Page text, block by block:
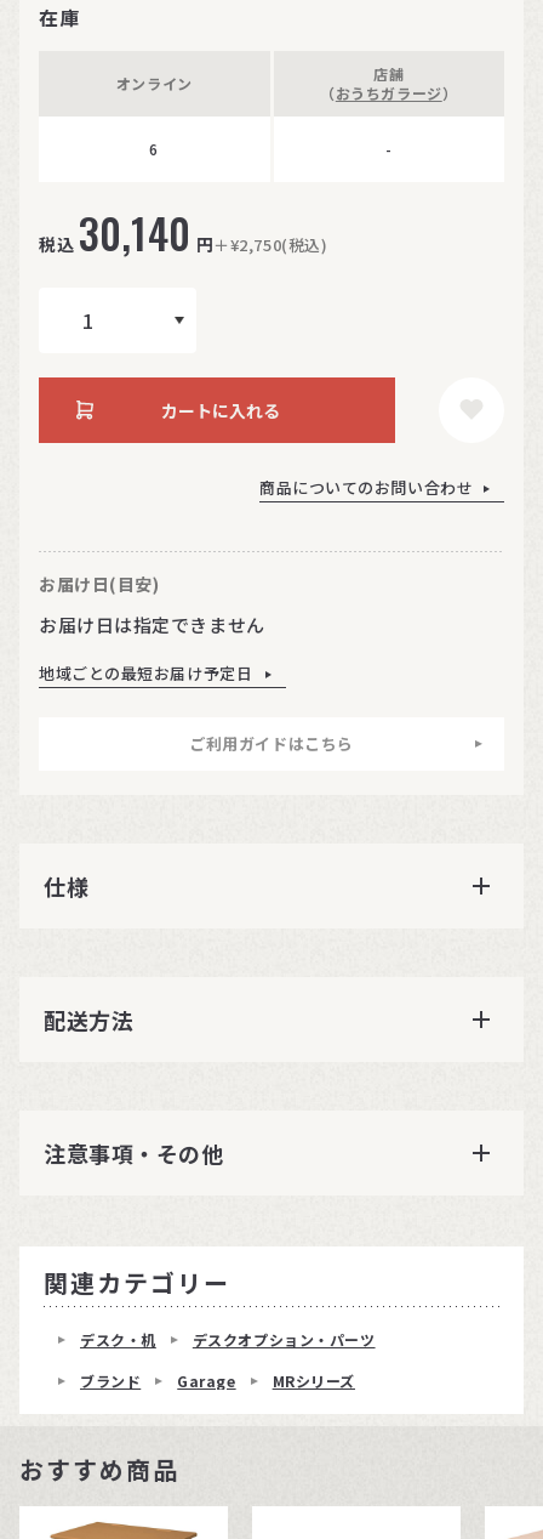
在庫
オンライン
6
店舗
（おうちガラージ）
-
税込 30,140 円＋¥2,750(税込)
カートに入れる
商品についてのお問い合わせ
お届け日(目安)
お届け日は指定できません
地域ごとの最短お届け予定日
ご利用ガイドはこちら
仕様
配送方法
注意事項・その他
関連カテゴリー
デスク・机
デスクオプション・パーツ
ブランド
Garage MRシリーズ
おすすめ商品